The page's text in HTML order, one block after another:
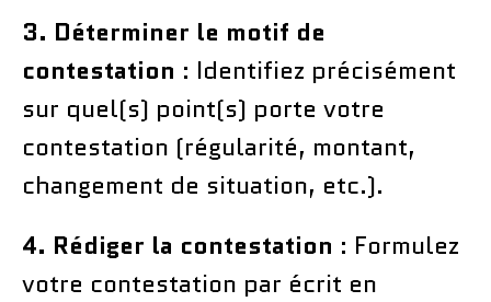
3. Déterminer le motif de
contestation : Identifiez précisément
sur quel(s) point(s) porte votre
contestation (régularité, montant,
changement de situation, etc.).
4. Rédiger la contestation : Formulez
votre contestation par écrit en